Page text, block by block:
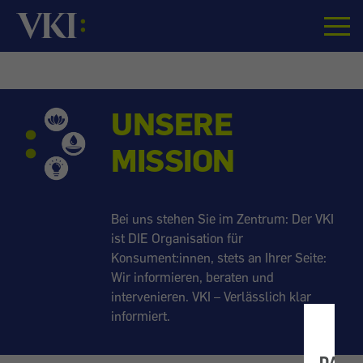
Startseite
VKI:
Verein
für
UNSERE
MISSION
Bei uns stehen Sie im Zentrum: Der VKI
ist DIE Organisation für
Konsument:innen, stets an Ihrer Seite:
Wir informieren, beraten und
intervenieren. VKI – Verlässlich klar
informiert.